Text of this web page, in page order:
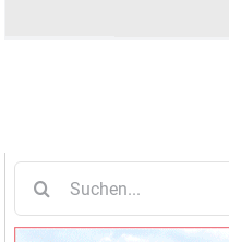
nach: